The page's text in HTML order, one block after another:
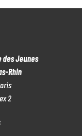
des Jeunes
Rhin
2